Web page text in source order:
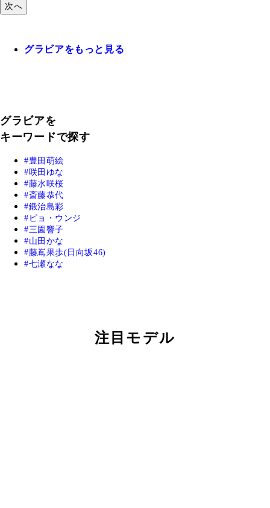
次へ
グラビアをもっと見る
グラビアを
キーワードで探す
豊田萌絵
咲田ゆな
藤水咲桜
斎藤恭代
鍛治島彩
ピョ・ウンジ
三園響子
山田かな
藤嶌果歩(日向坂46)
七瀬なな
注目モデル